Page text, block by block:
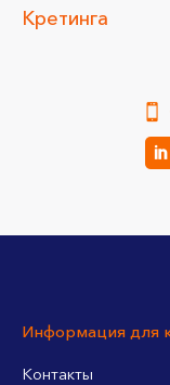
Кретинга
Информация для
Контакты